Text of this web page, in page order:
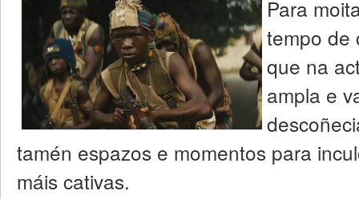
Para
tempo de
que na
ampla e
tamén espazos e momentos para
máis cativas.